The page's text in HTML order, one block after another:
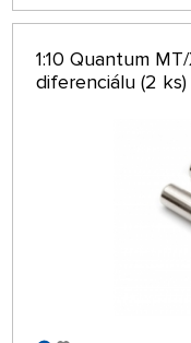
1:10 Quantum
diferenciálu (2 ks)